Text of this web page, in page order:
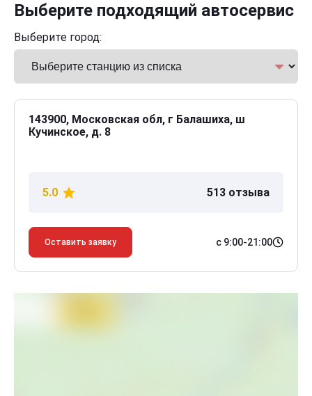
Выберите подходящий автосервис
Выберите город:
143900, Московская обл, г Балашиха, ш
Кучинское, д. 8
5.0 513 отзыва
Оставить заявку с 9:00-21:00